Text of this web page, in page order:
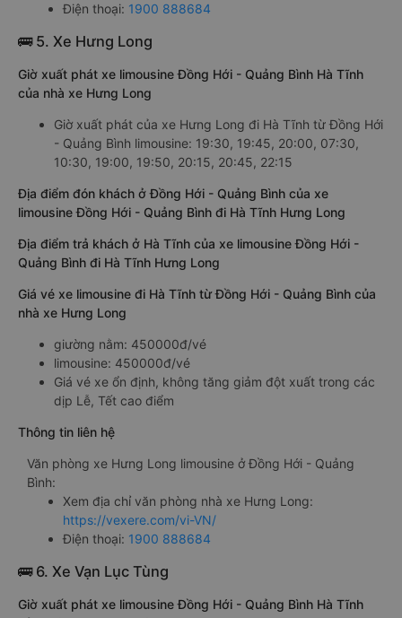
Điện thoại: 1900 888684
🚌 5. Xe Hưng Long
Giờ xuất phát xe limousine Đồng Hới - Quảng Bình Hà Tĩnh
của nhà xe Hưng Long
Giờ xuất phát của xe Hưng Long đi Hà Tĩnh từ Đồng Hới
- Quảng Bình limousine: 19:30, 19:45, 20:00, 07:30,
10:30, 19:00, 19:50, 20:15, 20:45, 22:15
Địa điểm đón khách ở Đồng Hới - Quảng Bình của xe
limousine Đồng Hới - Quảng Bình đi Hà Tĩnh Hưng Long
Địa điểm trả khách ở Hà Tĩnh của xe limousine Đồng Hới -
Quảng Bình đi Hà Tĩnh Hưng Long
Giá vé xe limousine đi Hà Tĩnh từ Đồng Hới - Quảng Bình của
nhà xe Hưng Long
giường nằm: 450000đ/vé
limousine: 450000đ/vé
Giá vé xe ổn định, không tăng giảm đột xuất trong các
dịp Lễ, Tết cao điểm
Thông tin liên hệ
Văn phòng xe Hưng Long limousine ở Đồng Hới - Quảng
Bình:
Xem địa chỉ văn phòng nhà xe Hưng Long:
https://vexere.com/vi-VN/
Điện thoại: 1900 888684
🚌 6. Xe Vạn Lục Tùng
Giờ xuất phát xe limousine Đồng Hới - Quảng Bình Hà Tĩnh